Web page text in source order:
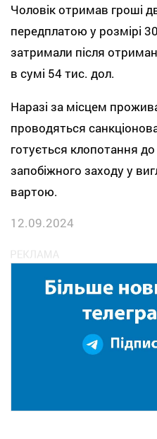
Чоловік отримав гроші
передплатою у розмірі
затримали після
в сумі 54 тис. дол.
Наразі за місцем
проводяться
готується клопотання
запобіжного заходу у
вартою.
12.09.2024